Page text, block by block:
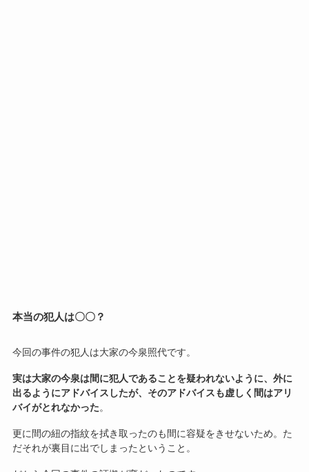
本当の犯人は〇〇？
今回の事件の犯人は大家の今泉照代です。
実は大家の今泉は間に犯人であることを疑われないように、外に
出るようにアドバイスしたが、そのアドバイスも虚しく間はアリ
バイがとれなかった。
更に間の紐の指紋を拭き取ったのも間に容疑をきせないため。た
だそれが裏目に出でしまったということ。